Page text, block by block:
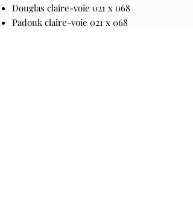
Douglas claire-voie 021 x 068
Padouk claire-voie 021 x 068